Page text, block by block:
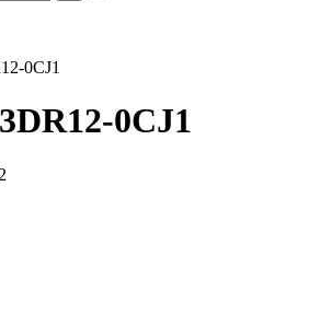
0CJ1
0CJ1